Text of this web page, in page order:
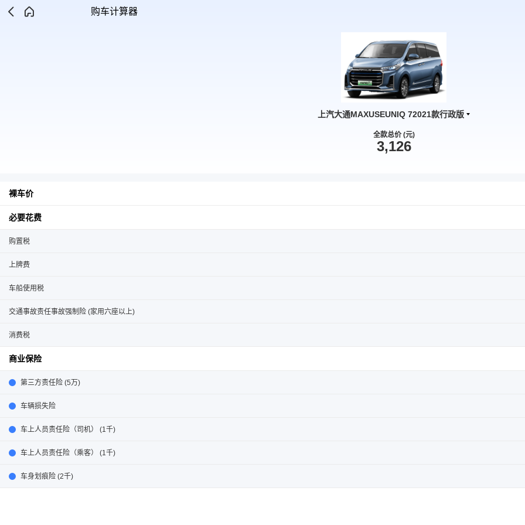
购车计算器
上汽大通MAXUSEUNIQ 72021款行政版
全款总价 (元)
3,126
裸车价
必要花费
购置税
上牌费
车船使用税
交通事故责任事故强制险 (家用六座以上)
消费税
商业保险
第三方责任险 (5万)
车辆损失险
车上人员责任险（司机） (1千)
车上人员责任险（乘客） (1千)
车身划痕险 (2千)